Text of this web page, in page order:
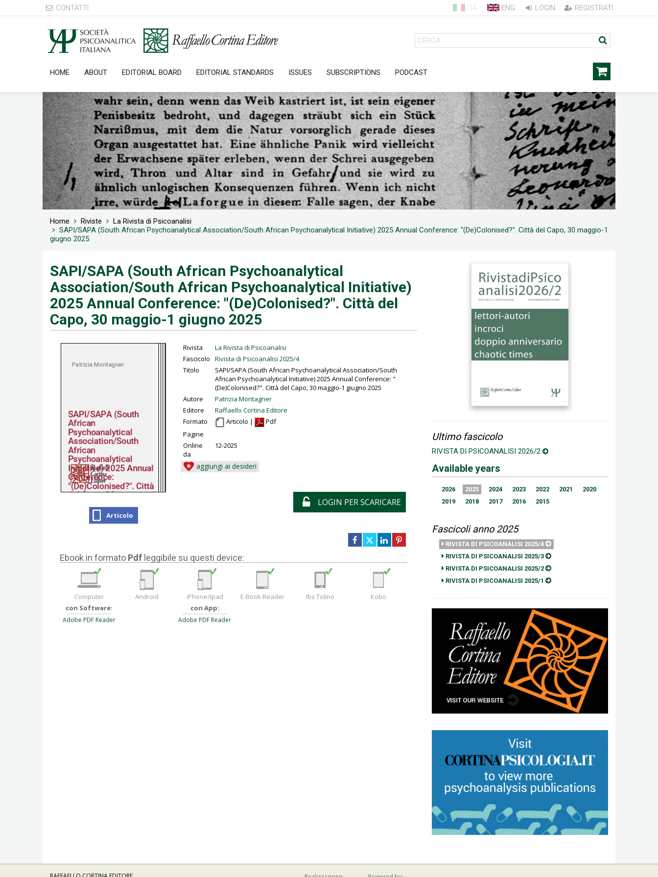
CONTATTI LOGIN REGISTRATI
ITA ENG
HOME ABOUT EDITORIAL BOARD EDITORIAL STANDARDS ISSUES SUBSCRIPTIONS PODCAST
Home Riviste
La Rivista di Psicoanalisi
SAPI/SAPA (South African Psychoanalytical Association/South African Psychoanalytical Initiative) 2025 Annual Conference: "(De)Colonised?". Città del Capo, 30 maggio-1
giugno 2025
SAPI/SAPA (South African Psychoanalytical
Association/South African Psychoanalytical Initiative)
2025 Annual Conference: "(De)Colonised?". Città del
Capo, 30 maggio-1 giugno 2025
Articolo
Rivista
La Rivista di Psicoanalisi
Fascicolo
Rivista di Psicoanalisi 2025/4
Titolo
SAPI/SAPA (South African Psychoanalytical Association/South
African Psychoanalytical Initiative) 2025 Annual Conference: "
(De)Colonised?". Città del Capo, 30 maggio-1 giugno 2025
Autore
Patrizia Montagner
Editore
Raffaello Cortina Editore
Formato
Articolo |
Pdf
Pagine
Online
da
12-2025
aggiungi ai desideri
LOGIN PER SCARICARE
Ebook in formato Pdf leggibile su questi device:
Computer
con Software:
Adobe PDF Reader
Android
iPhone/Ipad
con App:
Adobe PDF Reader
E-Book Reader Ibs Tolino Kobo
Ultimo fascicolo
RIVISTA DI PSICOANALISI 2026/2
Available years
2026 2025 2024 2023 2022 2021
2020
2019
2018 2017 2016 2015
Fascicoli anno 2025
RIVISTA DI PSICOANALISI 2025/4
RIVISTA DI PSICOANALISI 2025/3
RIVISTA DI PSICOANALISI 2025/2
RIVISTA DI PSICOANALISI 2025/1